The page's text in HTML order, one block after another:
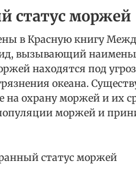
статус моржей
в Красную книгу
вызывающий
находятся под
океана.
на охрану моржей и их
моржей и
статус моржей